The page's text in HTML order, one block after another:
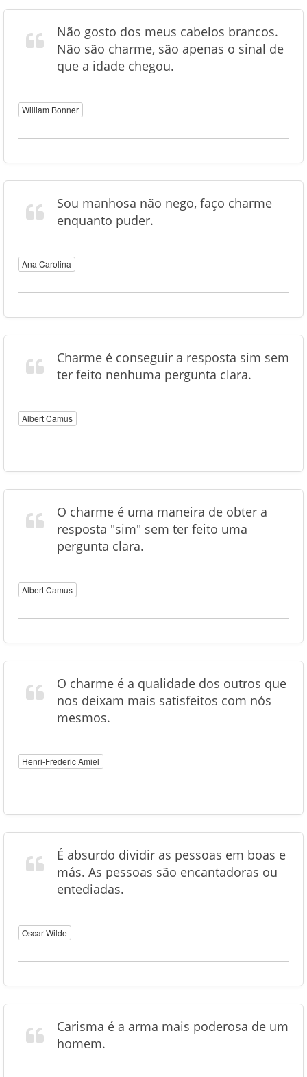
Não gosto dos meus cabelos brancos.
Não são charme, são apenas o sinal de
que a idade chegou.
William Bonner
Sou manhosa não nego, faço charme
enquanto puder.
Ana Carolina
Charme é conseguir a resposta sim sem
ter feito nenhuma pergunta clara.
Albert Camus
O charme é uma maneira de obter a
resposta "sim" sem ter feito uma
pergunta clara.
Albert Camus
O charme é a qualidade dos outros que
nos deixam mais satisfeitos com nós
mesmos.
Henri-Frederic Amiel
É absurdo dividir as pessoas em boas e
más. As pessoas são encantadoras ou
entediadas.
Oscar Wilde
Carisma é a arma mais poderosa de um
homem.